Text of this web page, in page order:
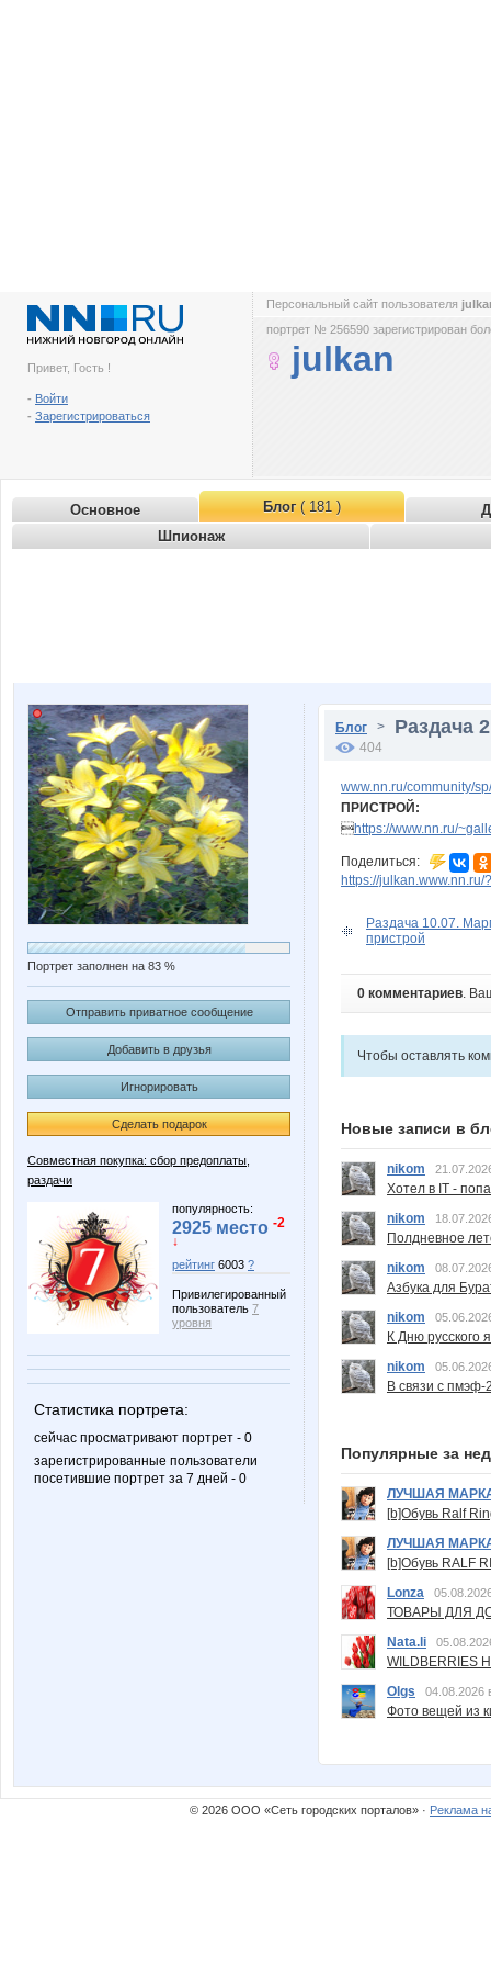
Привет, Гость !
- Войти
- Зарегистрироваться
Персональный сайт пользователя
портрет № 256590 зарегистрирован
julkan
Основное Блог( 181 )
Шпионаж
Портрет заполнен на 83 %
Отправить приватное сообщение
Добавить в друзья
Игнорировать
Сделать подарок
Совместная покупка: сбор предоплаты,
раздачи
популярность:
2925 место -2
↓
рейтинг 6003 ?
Привилегированный
пользователь 7
уровня
Статистика портрета:
сейчас просматривают портрет - 0
зарегистрированные пользователи
посетившие портрет за 7 дней - 0
Блог > Раздача
404
www.nn.ru/community/
ПРИСТРОЙ:
https://www.nn.ru/
Поделиться:
https://julkan.www.nn.ru/
Раздача 10.07.
пристрой
0 комментариев.
Чтобы оставлять
Новые записи в
nikom
Хотел в IT -
nikom
Полдневное
nikom
Азбука для
nikom
К Дню русского
nikom
В связи с пмэф-
Популярные за
ЛУЧШАЯ
[b]Обувь Ralf
ЛУЧШАЯ
[b]Обувь RALF
Lonza
ТОВАРЫ ДЛЯ
Nata.li
Olgs
04.08.2026
Фото вещей из
© 2026 ООО «Сеть городских порталов» · Реклама